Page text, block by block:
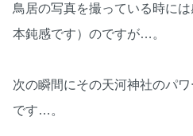
鳥居の写真を撮っている時に
本鈍感です）のですが…。
次の瞬間にその天河神社のパ
です…。